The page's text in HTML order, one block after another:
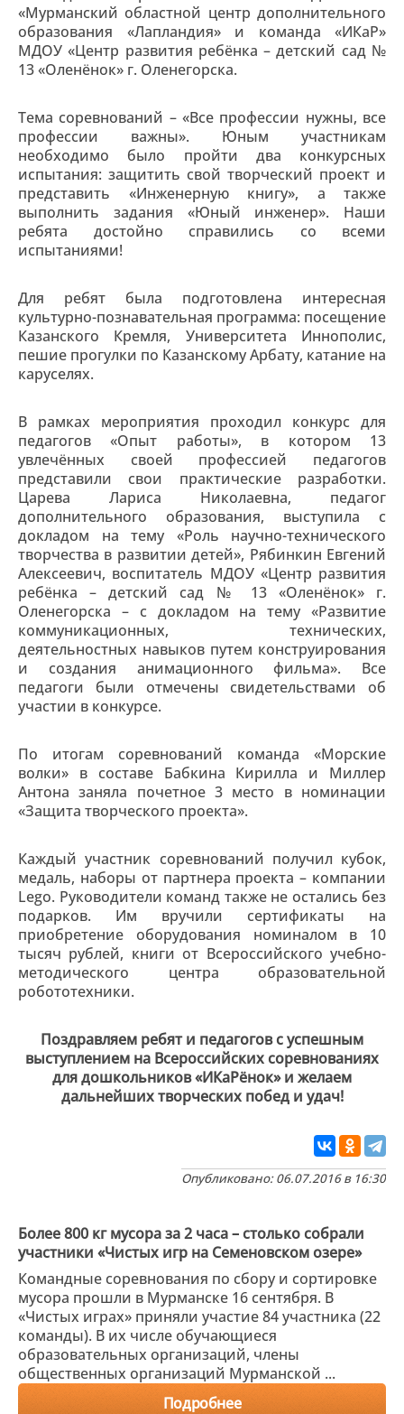
«Мурманский областной центр дополнительного
образования «Лапландия» и команда «ИКаР»
МДОУ «Центр развития ребёнка – детский сад №
13 «Оленёнок» г. Оленегорска.
Тема соревнований – «Все профессии нужны, все
профессии важны». Юным участникам
необходимо было пройти два конкурсных
испытания: защитить свой творческий проект и
представить «Инженерную книгу», а также
выполнить задания «Юный инженер». Наши
ребята достойно справились со всеми
испытаниями!
Для ребят была подготовлена интересная
культурно-познавательная программа: посещение
Казанского Кремля, Университета Иннополис,
пешие прогулки по Казанскому Арбату, катание на
каруселях.
В рамках мероприятия проходил конкурс для
педагогов «Опыт работы», в котором 13
увлечённых своей профессией педагогов
представили свои практические разработки.
Царева Лариса Николаевна, педагог
дополнительного образования, выступила с
докладом на тему «Роль научно-технического
творчества в развитии детей», Рябинкин Евгений
Алексеевич, воспитатель МДОУ «Центр развития
ребёнка – детский сад № 13 «Оленёнок» г.
Оленегорска – с докладом на тему «Развитие
коммуникационных, технических,
деятельностных навыков путем конструирования
и создания анимационного фильма». Все
педагоги были отмечены свидетельствами об
участии в конкурсе.
По итогам соревнований команда «Морские
волки» в составе Бабкина Кирилла и Миллер
Антона заняла почетное 3 место в номинации
«Защита творческого проекта».
Каждый участник соревнований получил кубок,
медаль, наборы от партнера проекта – компании
Lego. Руководители команд также не остались без
подарков. Им вручили сертификаты на
приобретение оборудования номиналом в 10
тысяч рублей, книги от Всероссийского учебно-
методического центра образовательной
робототехники.
Поздравляем ребят и педагогов с успешным
выступлением на Всероссийских соревнованиях
для дошкольников «ИКаРёнок» и желаем
дальнейших творческих побед и удач!
Опубликовано: 06.07.2016 в 16:30
Более 800 кг мусора за 2 часа – столько собрали
участники «Чистых игр на Семеновском озере»
Командные соревнования по сбору и сортировке
мусора прошли в Мурманске 16 сентября. В
«Чистых играх» приняли участие 84 участника (22
команды). В их числе обучающиеся
образовательных организаций, члены
общественных организаций Мурманской ...
Подробнее